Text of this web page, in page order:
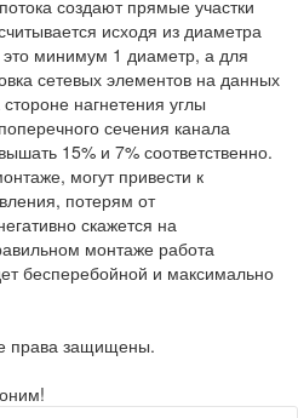
создают прямые участки
исходя из диаметра
это минимум 1 диаметр, а для
сетевых элементов на данных
нагнетения углы
сечения канала
15% и 7% соответственно.
могут привести к
потерям от
скажется на
монтаже работа
бесперебойной и максимально
права защищены.